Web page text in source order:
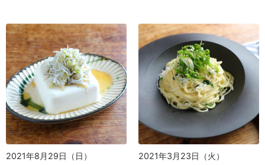
2021年8月29日（日） 2021年3月23日（火）